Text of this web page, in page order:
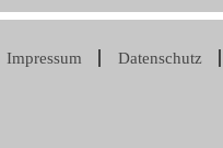
Navigation
Impressum Datenschutz